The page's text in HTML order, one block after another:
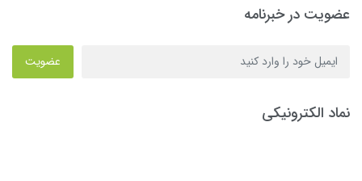
عضویت در خبرنامه
عضویت
نماد الکترونیکی